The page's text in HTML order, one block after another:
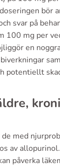
bör
svar på
100 mg per
en
potentiellt
med
av
påverka